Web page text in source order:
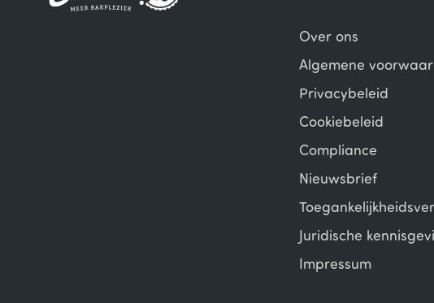
Over ons
Algemene
Privacybeleid
Cookiebeleid
Compliance
Nieuwsbrief
Juridische
Impressum